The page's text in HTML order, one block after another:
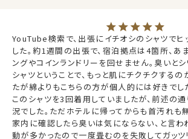
シャツ用に開発された高品質ウールであるこ
機能なREDA ACTIVE TOROPICALをドレ
使うことでたくさんのメリットがあることが
をご購入いただいている皆様と非常に親和
い採用しました。
YouTube検索で、出張にイチオシのシャツでヒ
した。約1週間の出張で、宿泊拠点は4箇所、あ
ングやコインランドリーを回せません。臭いと
シャツということで、もっと肌にチクチクするの
たが綿よりもこちらの方が個人的には好きでし
このシャツを3回着用していましたが、前述の
況でした。ただホテルに帰ってからも首汚れも
家内に確認したら臭いは気にならない、と言わ
動が多かったので一度畳むのを失敗してガッツ